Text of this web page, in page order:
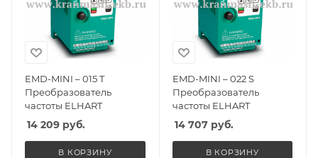
EMD-MINI – 015 T
Преобразователь
частоты ELHART
14 209 руб.
В КОРЗИНУ
EMD-MINI – 022 S
Преобразователь
частоты ELHART
14 707руб.
В КОРЗИНУ